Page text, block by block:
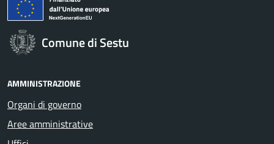
Comune di Sestu
AMMINISTRAZIONE
Organi di governo
Aree amministrative